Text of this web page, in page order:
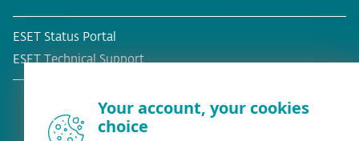
ESET Status Portal
ESET Technical Support
Your account, your cookies
choice